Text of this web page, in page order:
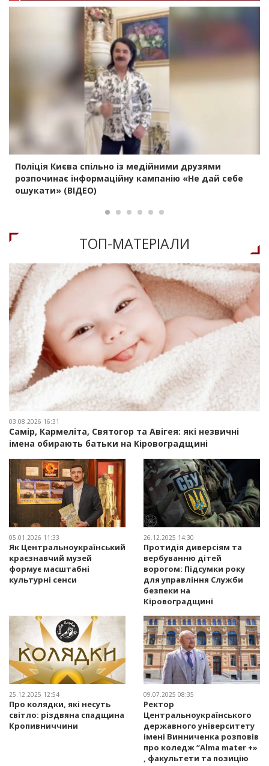
Поліція Києва спільно із медійними друзями
розпочинає інформаційну кампанію «Не дай себе
ошукати» (ВІДЕО)
ТОП-МАТЕРIАЛИ
03.08.2026 16:31
Самір, Кармеліта, Святогор та Авігея: які незвичні
імена обирають батьки на Кіровоградщині
05.01.2026 11:33
Як Центральноукраїнський
краєзнавчий музей
формує масштабні
культурні сенси
26.12.2025 14:30
Протидія диверсіям та
вербуванню дітей
ворогом: Підсумки року
для управління Служби
безпеки на
Кіровоградщині
25.12.2025 12:54
Про колядки, які несуть
світло: різдвяна спадщина
Кропивниччини
09.07.2025 08:35
Ректор
Центральноукраїнського
державного університету
імені Винниченка розповів
про коледж “Alma mater +»
, факультети та позицію